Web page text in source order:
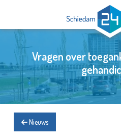
Vragen over
Nieuws